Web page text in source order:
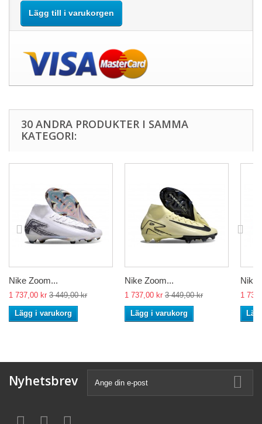
Lägg till i varukorgen
30 ANDRA PRODUKTER I SAMMA
KATEGORI:
Nike Zoom...
1 737,00 kr 3 449,00 kr
Lägg i varukorg
Nike Zoom...
1 737,00 kr 3 449,00 kr
Lägg i varukorg
Nike
1
Nyhetsbrev